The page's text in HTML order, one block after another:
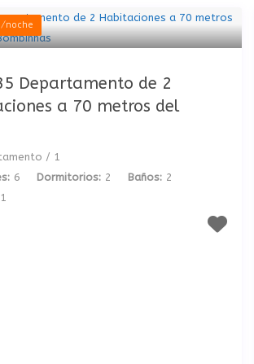
Departamento de 2
a 70 metros del
/ 1
6 Dormitorios: 2 Baños: 2
1